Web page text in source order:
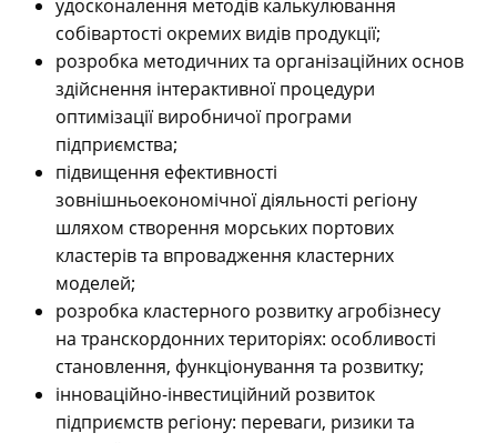
удосконалення методів калькулювання
собівартості окремих видів продукції;
розробка методичних та організаційних основ
здійснення інтерактивної процедури
оптимізації виробничої програми
підприємства;
підвищення ефективності
зовнішньоекономічної діяльності регіону
шляхом створення морських портових
кластерів та впровадження кластерних
моделей;
розробка кластерного розвитку агробізнесу
на транскордонних територіях: особливості
становлення, функціонування та розвитку;
інноваційно-інвестиційний розвиток
підприємств регіону: переваги, ризики та